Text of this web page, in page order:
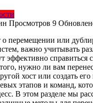
Просмотров 9
о перемещении или
важно учитывать
эффективно справиться с
нужно ли вам
хост или создать
этапов и команд,
В этом разделе мы